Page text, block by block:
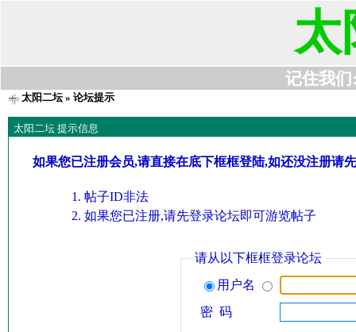
太
记住我们
太阳二坛» 论坛提示
太阳二坛 提示信息
如果您已注册会员,请直接在底下框框登陆,如还没注册请
帖子ID非法
如果您已注册,请先登录论坛即可游览帖子
请从以下框框登录论坛
用户名
密 码